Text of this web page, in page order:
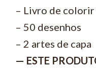
– Livro de colorir
– ⁠50 desenhos
– ⁠2 artes de capa
— ESTE